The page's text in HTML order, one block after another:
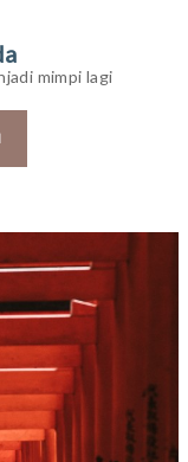
mimpi lagi